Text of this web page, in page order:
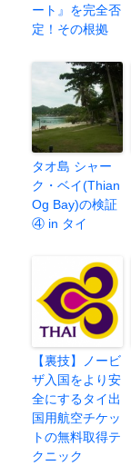
ート』を完全否
定！その根拠
タオ島 シャー
ク・ベイ(Thian
Og Bay)の検証
④ in タイ
【裏技】ノービ
ザ入国をより安
全にするタイ出
国用航空チケッ
トの無料取得テ
クニック